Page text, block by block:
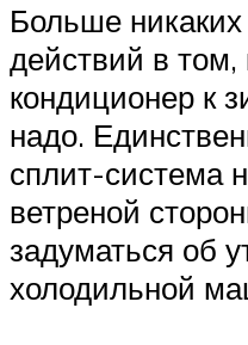
Больше
действий в том,
кондиционер к
надо.
сплит-система
ветреной
задуматься об
холодильной